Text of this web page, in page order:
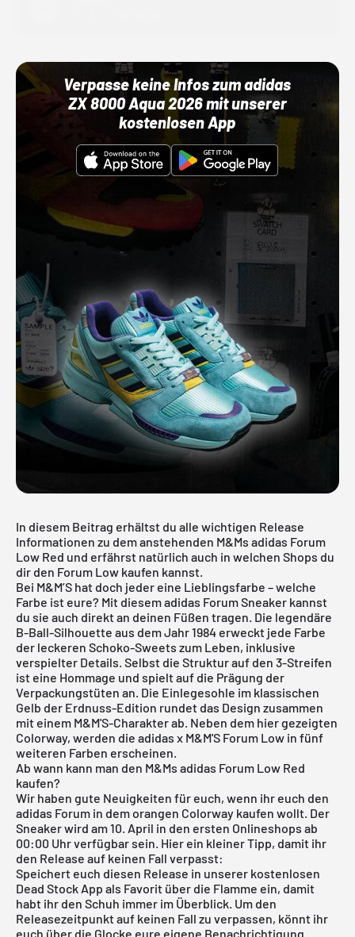
Verpasse keine Infos zum adidas
ZX 8000 Aqua 2026 mit unserer
kostenlosen App
In diesem Beitrag erhältst du alle wichtigen Release
Informationen zu dem anstehenden M&Ms adidas Forum
Low Red und erfährst natürlich auch in welchen Shops du
dir den Forum Low kaufen kannst.
Bei M&M’S hat doch jeder eine Lieblingsfarbe – welche
Farbe ist eure? Mit diesemadidas Forum Sneaker kannst
du sie auch direkt an deinen Füßen tragen. Die legendäre
B-Ball-Silhouette aus dem Jahr 1984 erweckt jede Farbe
der leckeren Schoko-Sweets zum Leben, inklusive
verspielter Details. Selbst die Struktur auf den 3-Streifen
ist eine Hommage und spielt auf die Prägung der
Verpackungstüten an. Die Einlegesohle im klassischen
Gelb der Erdnuss-Edition rundet das Design zusammen
mit einem M&M'S-Charakter ab. Neben dem hier gezeigten
Colorway, werden die adidas x M&M'S Forum Low in fünf
weiteren Farben erscheinen.
Ab wann kann man den M&Ms adidas Forum Low Red
kaufen?
Wir haben gute Neuigkeiten für euch, wenn ihr euch den
adidas Forum in dem orangen Colorway kaufen wollt. Der
Sneaker wird am 10. April in den ersten Onlineshops ab
00:00 Uhr verfügbar sein. Hier ein kleiner Tipp, damit ihr
den Release auf keinen Fall verpasst:
Speichert euch diesen Release in unserer kostenlosen
Dead Stock App als Favorit über die Flamme ein, damit
habt ihr den Schuh immer im Überblick. Um den
Releasezeitpunkt auf keinen Fall zu verpassen, könnt ihr
euch über die Glocke eure eigene Benachrichtigung